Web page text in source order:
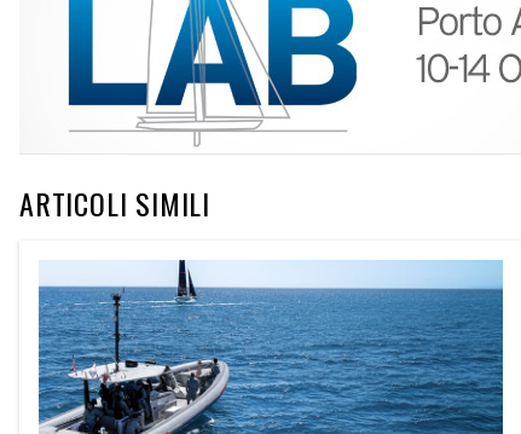
ARTICOLI SIMILI